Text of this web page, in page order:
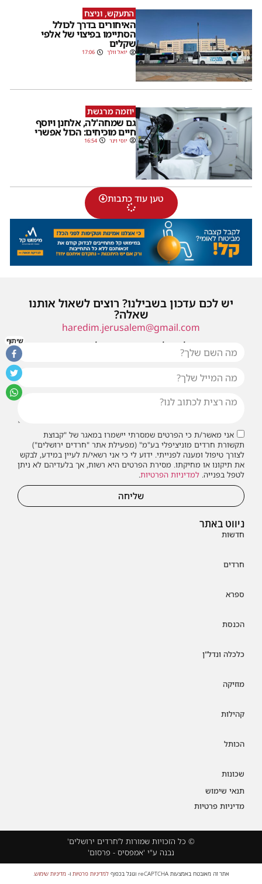
התעקש, וניצח
האיחורים בדרך לכולל
הסתיימו בפיצוי של אלפי
שקלים
יואל וולך 17:06
יוזמה מרגשת
גם שמחה'לה, אלחנן ויוסף
חיים מוכיחים: הכול אפשרי
יוסי וינר 16:54
טען עוד כתבות
ניווט באתר
חדשות
חרדים
ספרא
הכנסת
כלכלה ונדל"ן
מוזיקה
קהילות
הכותל
שכונות
תנאי שימוש
מדיניות פרטיות
יש לכם עדכון בשבילנו? רוצים לשאול אותנו
שאלה?
haredim.jerusalem@gmail.com
או שילחו אלינו פנייה ונחזור אליכם בהקדם
אני מאשר/ת כי הפרטים שמסרתי יישמרו במאגר של "קבוצת
תקשורת חרדים מוניציפלי בע"מ" (מפעילת אתר "חרדים ירושלים")
לצורך טיפול ומענה לפנייתי. ידוע לי כי אני רשאי/ת לעיין במידע, לבקש
את תיקונו או מחיקתו. מסירת הפרטים היא רשות, אך בלעדיהם לא ניתן
לטפל בפנייה. למדיניות הפרטיות.
שליחה
© כל הזכויות שמורות ל'חרדים ירושלים'
נבנה ע"י 'אמפסיס - פרסום'
אתר זה מאובטח באמצעות reCAPTCHA וגוגל בכפוף למדיניות פרטיות ו-מדיניות שימוש.
שיתוף